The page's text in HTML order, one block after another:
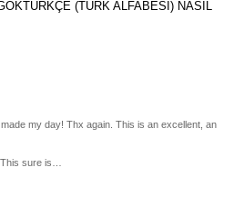
(TÜRK ALFABESİ) NASIL
my day! Thx again. This is an excellent, an
sure is…